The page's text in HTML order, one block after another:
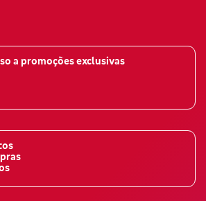
a promoções exclusivas